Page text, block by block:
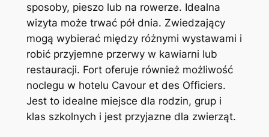
sposoby, pieszo lub na rowerze. Idealna
wizyta może trwać pół dnia. Zwiedzający
mogą wybierać między różnymi wystawami i
robić przyjemne przerwy w kawiarni lub
restauracji. Fort oferuje również możliwość
noclegu w hotelu Cavour et des Officiers.
Jest to idealne miejsce dla rodzin, grup i
klas szkolnych i jest przyjazne dla zwierząt.